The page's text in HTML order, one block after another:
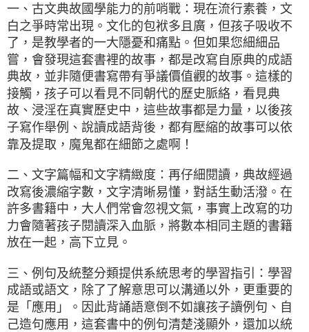
一、古文典故國學能力的前哨戰：現在流行素養，文
白之爭時常出現。文化的包袱多且廣，但孩子吸收不
了，是教學者的一大隱憂和痛點。但如果您細細品
嘗，會發現這套書裡的故事，都是改寫自原典的成語
典故，並非隨便書寫帶有爭議價值觀的故事。這樣的
接觸，孩子可以看見不同朝代的歷史脈絡，看見典
故、浸淫在真實歷史中，這些故事都是力量，以後孩
子寫作舉例、說讀成語背後，都有壓縮的故事可以依
靠及提取，魔鬼都在細節之處啊！
二、文字篇幅和文字精緻度：再仔細閱讀，典故經過
改寫後濃縮字數，文字清晰易懂，對話生動活潑。在
許多書籍中，大人們常會忽視文氣，事實上改寫的功
力會隨著孩子閱讀深入血脈，將數本相同主題的書籍
放在一起，高下立見。
三、例句及統整分類提供系統思考的學習指引：學習
成語或語文，除了了解意思可以溝通以外，更重要的
是「應用」。因此背誦語意倒不如讓孩子讀例句、自
己造句應用，這套書中的例句清楚淺顯外，還加以統